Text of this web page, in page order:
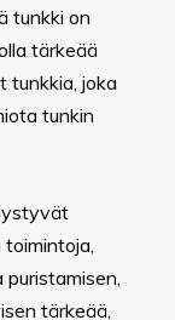
tunkki on
tärkeää
tunkkia, joka
tunkin
tärkeää,